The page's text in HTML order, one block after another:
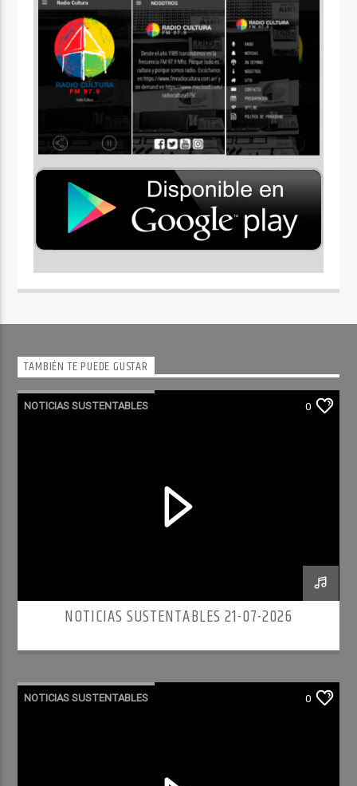
TAMBIÉN TE PUEDE GUSTAR
NOTICIAS SUSTENTABLES 0
NOTICIAS SUSTENTABLES 21-07-2026
NOTICIAS SUSTENTABLES 0